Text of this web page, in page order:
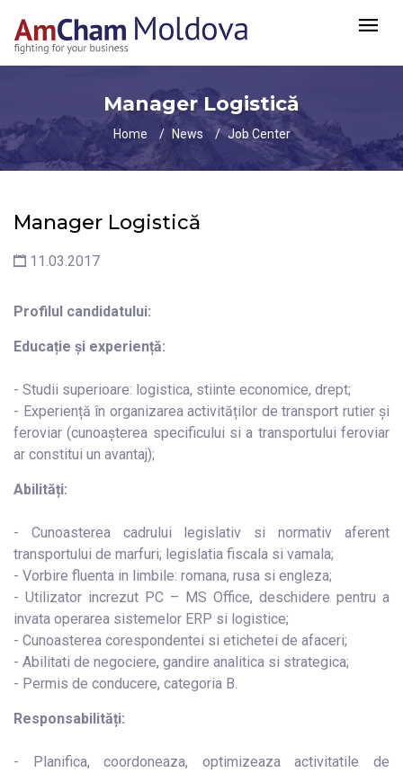
Manager Logistică
Home News Job Center
Manager Logistică
11.03.2017
Profilul candidatului:
Educație și experiență:
- Studii superioare: logistica, stiinte economice, drept;
- Experiență în organizarea activităților de transport rutier și
feroviar (cunoașterea specificului si a transportului feroviar
ar constitui un avantaj);
Abilități:
- Cunoasterea cadrului legislativ si normativ aferent
transportului de marfuri; legislatia fiscala si vamala;
- Vorbire fluenta in limbile: romana, rusa si engleza;
- Utilizator increzut PC – MS Office, deschidere pentru a
invata operarea sistemelor ERP si logistice;
- Cunoasterea corespondentei si etichetei de afaceri;
- Abilitati de negociere, gandire analitica si strategica;
- Permis de conducere, categoria B.
Responsabilități:
- Planifica, coordoneaza, optimizeaza activitatile de